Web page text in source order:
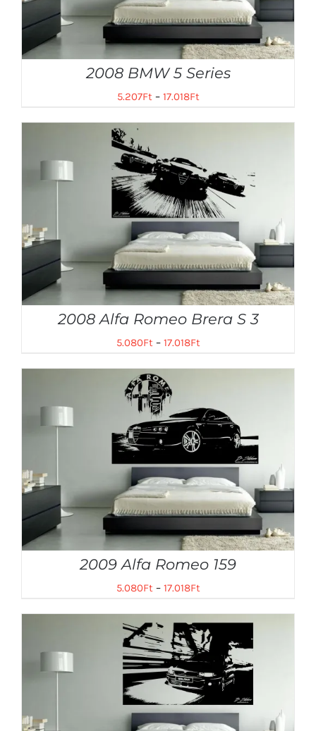
2008 BMW 5 Series
5.207Ft– 17.018Ft
2008 Alfa Romeo Brera S 3
5.080Ft– 17.018Ft
2009 Alfa Romeo 159
5.080Ft– 17.018Ft